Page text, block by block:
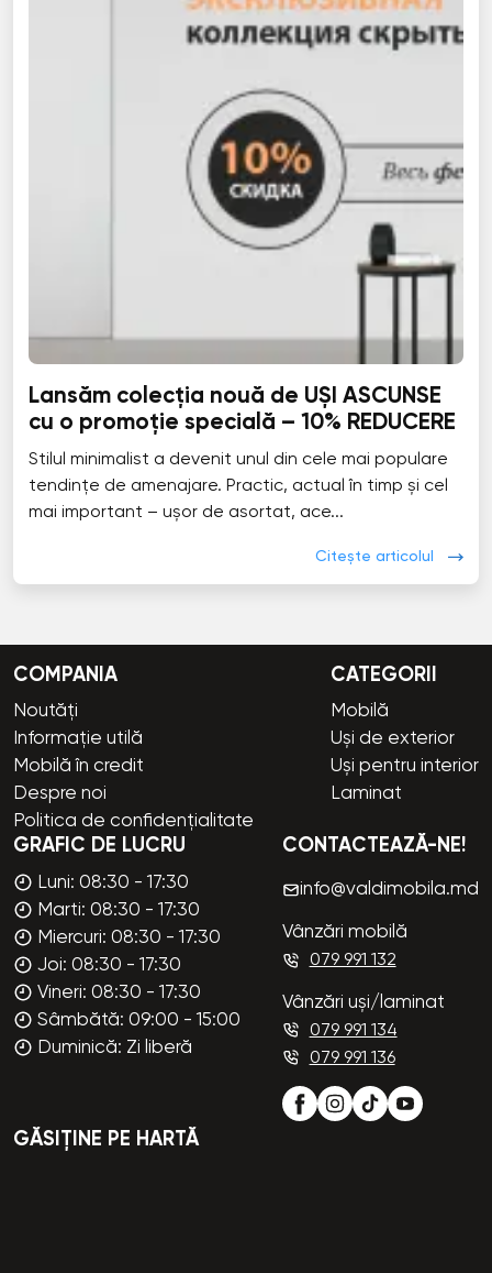
Lansăm colecția nouă de UȘI ASCUNSE
cu o promoție specială – 10% REDUCERE
Stilul minimalist a devenit unul din cele mai populare
tendințe de amenajare. Practic, actual în timp și cel
mai important – ușor de asortat, ace...
Citește articolul
COMPANIA
Noutăți
Informație utilă
Mobilă în credit
Despre noi
Politica de confidențialitate
CATEGORII
Mobilă
Uși de exterior
Uși pentru interior
Laminat
GRAFIC DE LUCRU
Luni: 08:30 - 17:30
Marti: 08:30 - 17:30
Miercuri: 08:30 - 17:30
Joi: 08:30 - 17:30
Vineri: 08:30 - 17:30
Sâmbătă: 09:00 - 15:00
Duminică: Zi liberă
CONTACTEAZĂ-NE!
info@valdimobila.md
Vânzări mobilă
079 991 132
Vânzări uși/laminat
079 991 134
079 991 136
GĂSIȚINE PE HARTĂ